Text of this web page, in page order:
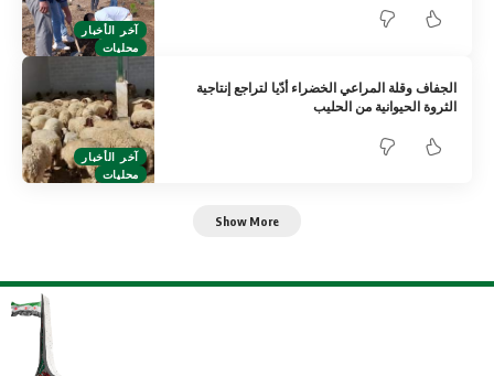
آخر الأخبار
محليات
آخر الأخبار
محليات
الجفاف وقلة المراعي الخضراء أدّيا لتراجع إنتاجية
الثروة الحيوانية من الحليب
Show More